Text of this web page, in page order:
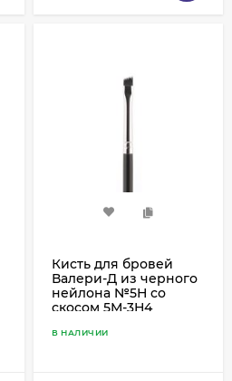
Кисть для бровей
Валери-Д из черного
нейлона №5Н со
скосом 5М-3Н4
В НАЛИЧИИ